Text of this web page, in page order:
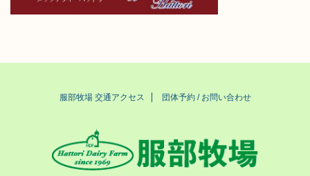
服部牧場 交通アクセス 団体予約 / お問い合わせ